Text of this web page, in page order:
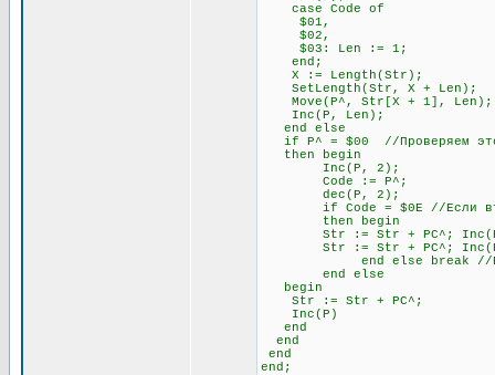
case Code of
$01,
$02,
$03: Len := 1;
end;
X := Length(Str);
SetLength(Str, X + Len);
Move(P^, Str[X + 1], Len);
Inc(P, Len);
end else
if P^ = $00 //Проверяем
then begin
Inc(P, 2);
Code := P^;
dec(P, 2);
if Code = $0E //Если второй
then begin
Str := Str + PC^;
Str := Str + PC^;
end else break //Если
end else
begin
Str := Str + PC^;
Inc(P)
end
end
end
end;